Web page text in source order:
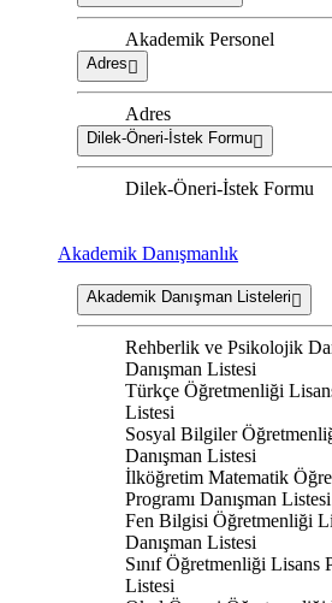
Akademik Personel
Adres
Adres
Dilek-Öneri-İstek Formu
Dilek-Öneri-İstek Formu
Akademik Danışmanlık
Akademik Danışman Listeleri
Rehberlik ve Psikolojik
Danışman Listesi
Türkçe Öğretmenliği
Listesi
Sosyal Bilgiler
Danışman Listesi
İlköğretim Matematik
Programı Danışman Listesi
Fen Bilgisi Öğretmenliği
Danışman Listesi
Sınıf Öğretmenliği Lisans
Listesi